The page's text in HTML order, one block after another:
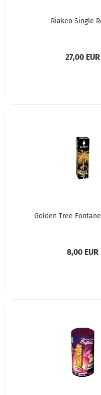
Riakeo Single
27,00 EUR
Golden Tree
8,00 EUR